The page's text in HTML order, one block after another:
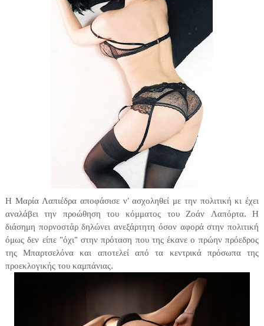
Η Μαρία Λαπιέδρα αποφάσισε ν' ασχοληθεί με την πολιτική κι έχει
αναλάβει την προώθηση του κόμματος του Ζοάν Λαπόρτα. Η
διάσημη πορνοστάρ δηλώνει ανεξάρτητη όσον αφορά στην πολιτική
όμως δεν είπε "όχι" στην πρόταση που της έκανε ο πρώην πρόεδρος
της Μπαρτσελόνα και αποτελεί από τα κεντρικά πρόσωπα της
προεκλογικής του καμπάνιας.